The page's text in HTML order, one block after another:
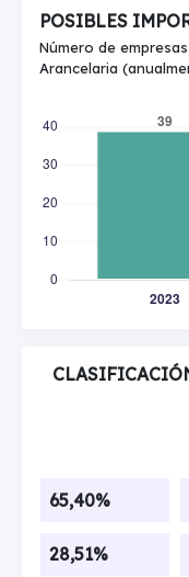
POSIBLES
Número de
Arancelaria
65,40%
28,51%